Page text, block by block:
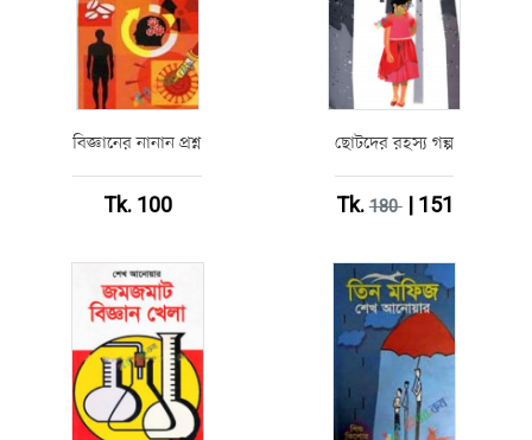
বিজ্ঞানের নানান প্রশ্ন
Tk. 100
ছোটদের রহস্য গল্প
Tk.180| 151